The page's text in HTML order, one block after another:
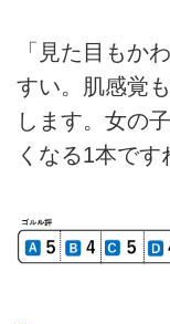
「見た目もか
すい。肌感覚
します。女の
くなる1本です